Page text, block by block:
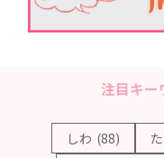
注目キー
しわ (88)